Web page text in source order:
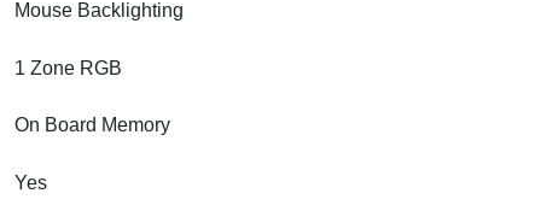
Mouse Backlighting
1 Zone RGB
On Board Memory
Yes